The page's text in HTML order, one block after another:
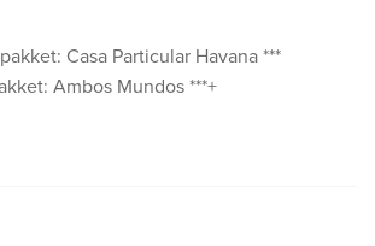
Casa Particular Havana ***
Ambos Mundos ***+